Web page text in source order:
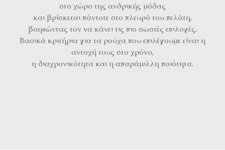
στο χώρο της ανδρικής μόδας
και βρίσκεται πάντοτε στο πλευρό του πελάτη,
βοηθώντας τον να κάνει τις πιο σωστές επιλογές.
Βασικά κριτήρια για τα ρούχα που επιλέγουμε είναι η
αντοχή τους στο χρόνο,
η διαχρονικότητα και η απαράμιλλη ποιότητα.